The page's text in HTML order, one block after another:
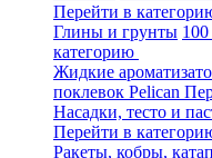
Перейти в
Глины и грунты
категорию
Жидкие
поклевок Pelican
Насадки, тесто и
Перейти в
Ракеты, кобры,